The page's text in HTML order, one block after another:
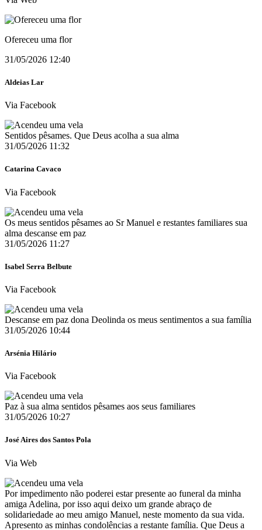
Ofereceu uma flor
31/05/2026 12:40
Aldeias Lar
Via Facebook
Sentidos pêsames. Que Deus acolha a sua alma
31/05/2026 11:32
Catarina Cavaco
Via Facebook
Os meus sentidos pêsames ao Sr Manuel e restantes familiares sua
alma descanse em paz
31/05/2026 11:27
Isabel Serra Belbute
Via Facebook
Descanse em paz dona Deolinda os meus sentimentos a sua família
31/05/2026 10:44
Arsénia Hilário
Via Facebook
Paz à sua alma sentidos pêsames aos seus familiares
31/05/2026 10:27
José Aires dos Santos Pola
Via Web
Por impedimento não poderei estar presente ao funeral da minha
amiga Adelina, por isso aqui deixo um grande abraço de
solidariedade ao meu amigo Manuel, neste momento da sua vida.
Apresento as minhas condolências a restante família. Que Deus a